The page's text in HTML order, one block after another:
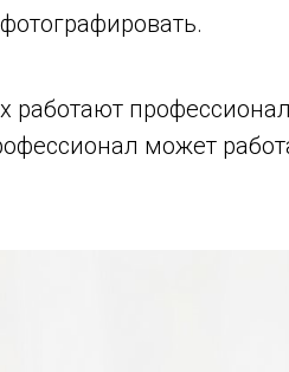
работают
может